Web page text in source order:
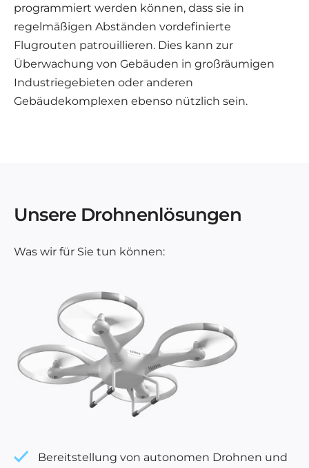
programmiert werden können, dass sie in
regelmäßigen Abständen vordefinierte
Flugrouten patrouillieren. Dies kann zur
Überwachung von Gebäuden in großräumigen
Industriegebieten oder anderen
Gebäudekomplexen ebenso nützlich sein.
Unsere Drohnenlösungen
Was wir für Sie tun können:
Bereitstellung von autonomen Drohnen und